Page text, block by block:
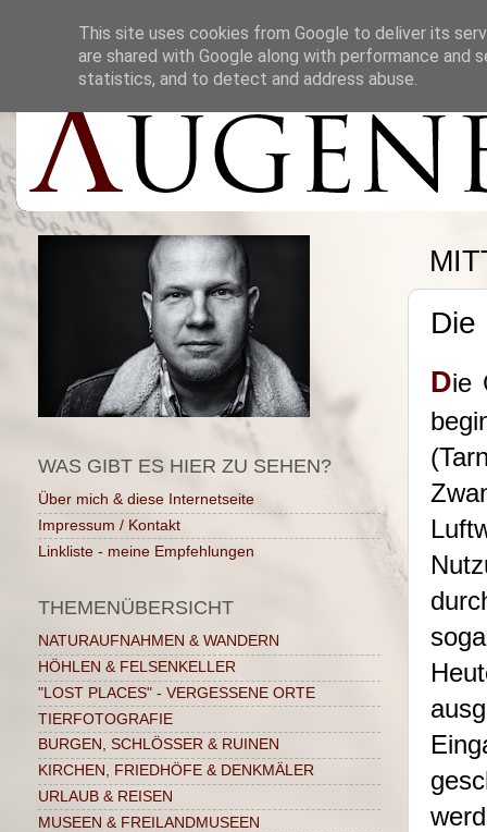
Die
Die
WAS GIBT ES HIER ZU SEHEN?
Über mich & diese Internetseite
Impressum / Kontakt
Linkliste - meine Empfehlungen
THEMENÜBERSICHT
NATURAUFNAHMEN & WANDERN
HÖHLEN & FELSENKELLER
"LOST PLACES" - VERGESSENE ORTE
TIERFOTOGRAFIE
BURGEN, SCHLÖSSER & RUINEN
KIRCHEN, FRIEDHÖFE & DENKMÄLER
URLAUB & REISEN
MUSEEN & FREILANDMUSEEN
This site uses cookies from Google to deliver its
are shared with Google along with performance
statistics, and to detect and address abuse.